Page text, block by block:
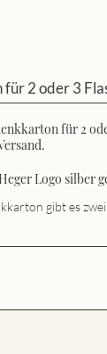
2 oder 3
für 2
Logo silber
gibt es